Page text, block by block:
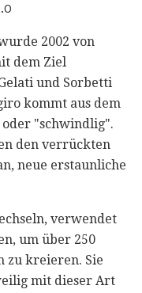
2002 von
dem Ziel
und Sorbetti
kommt aus dem
"schwindlig".
den verrückten
neue erstaunliche
verwendet
um über 250
zu kreieren. Sie
mit dieser Art